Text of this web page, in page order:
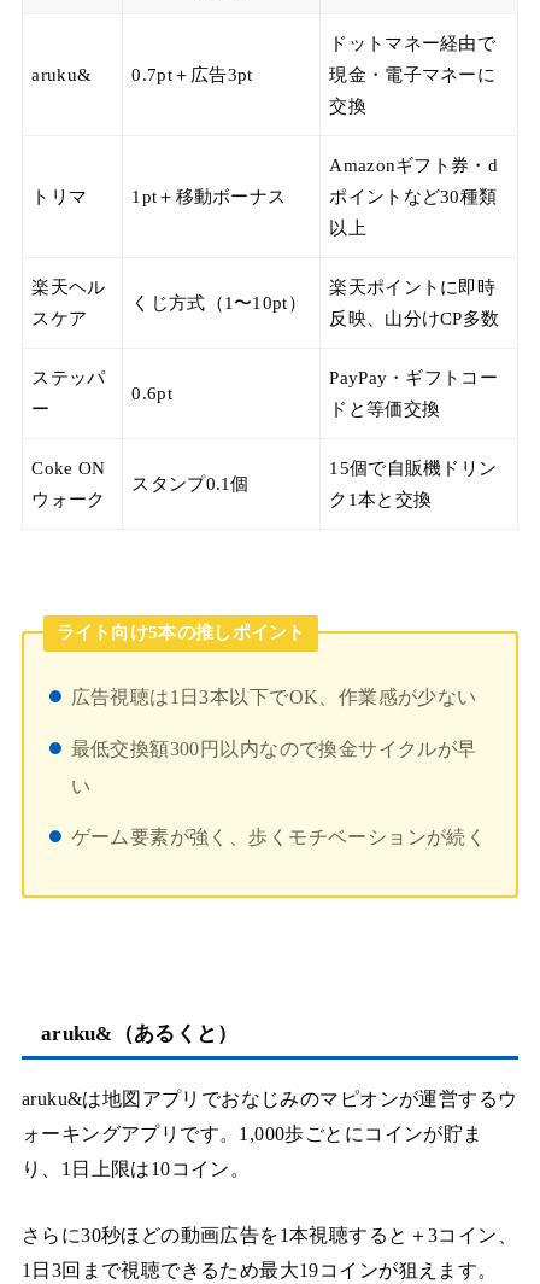
aruku& 0.7pt＋広告3pt
ドットマネー経由で
現金・電子マネーに
交換
トリマ 1pt＋移動ボーナス
Amazonギフト券・d
ポイントなど30種類
以上
楽天ヘル
スケア
くじ方式（1〜10pt）
楽天ポイントに即時
反映、山分けCP多数
ステッパ
ー
0.6pt
PayPay・ギフトコー
ドと等価交換
Coke ON
ウォーク
スタンプ0.1個
15個で自販機ドリン
ク1本と交換
ライト向け5本の推しポイント
広告視聴は1日3本以下でOK、作業感が少ない
最低交換額300円以内なので換金サイクルが早
い
ゲーム要素が強く、歩くモチベーションが続く
aruku&（あるくと）
aruku&は地図アプリでおなじみのマピオンが運営するウ
ォーキングアプリです。1,000歩ごとにコインが貯ま
り、1日上限は10コイン。
さらに30秒ほどの動画広告を1本視聴すると＋3コイン、
1日3回まで視聴できるため最大19コインが狙えます。